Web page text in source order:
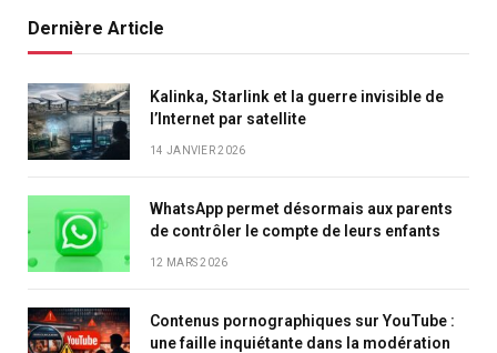
Dernière Article
Kalinka, Starlink et la guerre invisible de
l’Internet par satellite
14 JANVIER 2026
WhatsApp permet désormais aux parents
de contrôler le compte de leurs enfants
12 MARS 2026
Contenus pornographiques sur YouTube :
une faille inquiétante dans la modération